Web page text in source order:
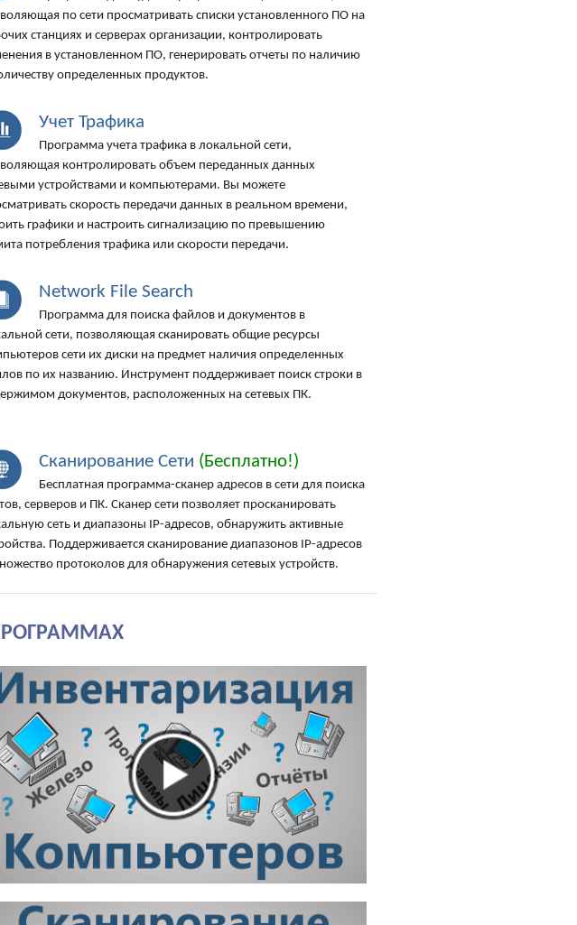
по сети просматривать списки установленного ПО на
станциях и серверах организации, контролировать
в установленном ПО, генерировать отчеты по наличию
определенных продуктов.
Учет Трафика
Программа учета трафика в локальной сети,
контролировать объем переданных данных
устройствами и компьютерами. Вы можете
скорость передачи данных в реальном времени,
графики и настроить сигнализацию по превышению
потребления трафика или скорости передачи.
Network File Search
Программа для поиска файлов и документов в
сети, позволяющая сканировать общие ресурсы
сети их диски на предмет наличия определенных
по их названию. Инструмент поддерживает поиск строки в
документов, расположенных на сетевых ПК.
Сканирование Сети (Бесплатно!)
Бесплатная программа-сканер адресов в сети для поиска
серверов и ПК. Сканер сети позволяет просканировать
сеть и диапазоны IP-адресов, обнаружить активные
Поддерживается сканирование диапазонов IP-адресов
протоколов для обнаружения сетевых устройств.